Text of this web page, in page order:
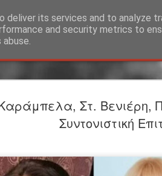
Στ. Βενιέρη,
Συντονιστική
its services and to analyze
and security metrics to